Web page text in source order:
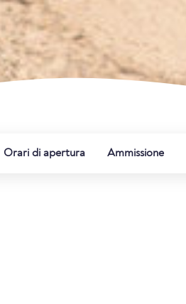
Orari di apertura Ammissione